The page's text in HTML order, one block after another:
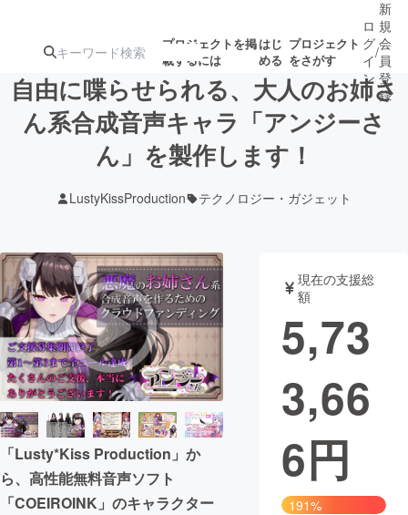
プロジェクトを掲
載するには
はじ
める
プロジェクト
をさがす
注目のリ
注目の新着プロ
ジェクト
募集終了が近いプ
ロジェクト
テクノロジー・ガジェット
映像・映画 書籍・雑誌
ビジネス・起業 チャレンジ
まちづくり・地域活性化
CAMPFIRE for Social Good
CAMPFIRE Creation
ロ
グ
イ
ン
/
新
規
会
員
登
録
自由に喋らせられる、大人のお姉さ
ん系合成音声キャラ「アンジーさ
ん」を製作します！
LustyKissProduction テクノロジー・ガジェット
「Lusty*Kiss Production」か
ら、高性能無料音声ソフト
「COEIROINK」のキャラクター
現在の支援総
額
5,73
3,66
6円
191%